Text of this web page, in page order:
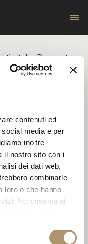
contenuti ed
media e per
inoltre
il nostro sito con i
dei dati web,
combinarle
loro o che hanno
Acconsenta ai
Italy Piemonte
AGENTI